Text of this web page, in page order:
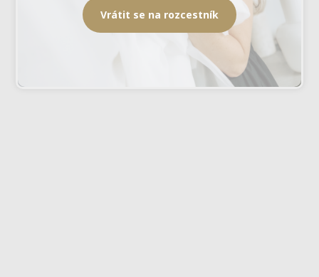
Vrátit se na rozcestník